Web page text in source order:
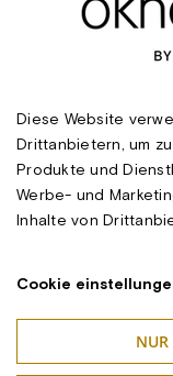
Diese Website
Drittanbietern, um
Produkte und
Werbe- und
Inhalte von
Cookie